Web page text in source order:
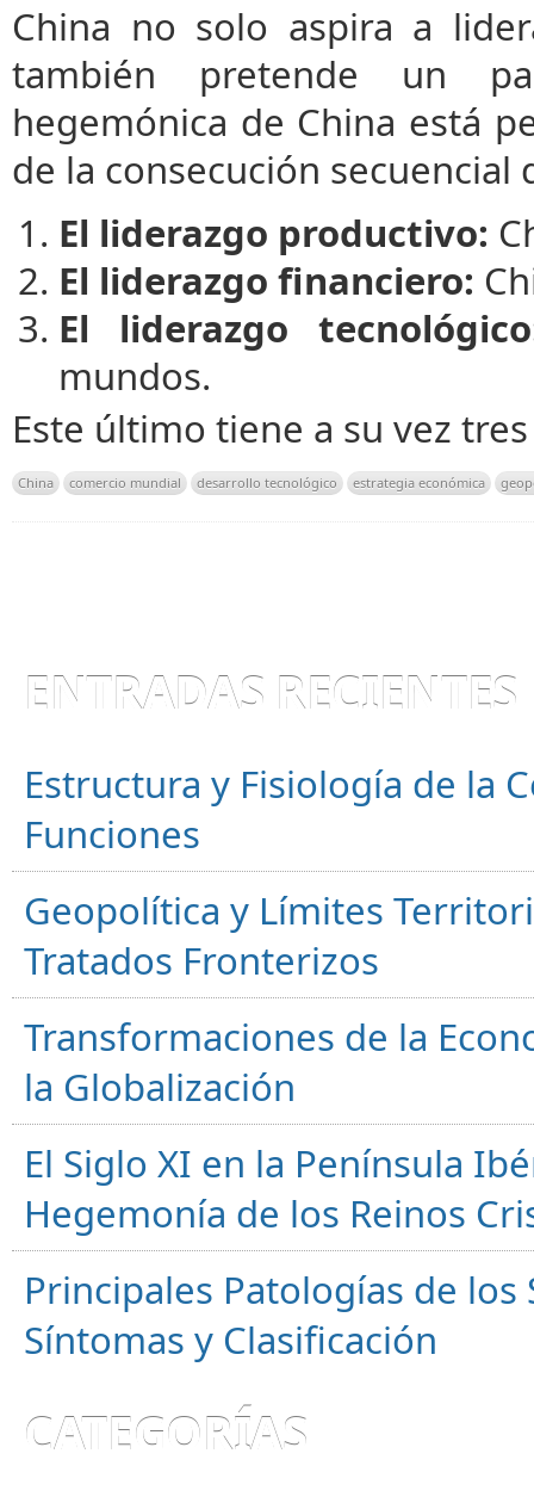
China no solo aspira a
también pretende un
hegemónica de China está
de la consecución secuencial
El liderazgo productivo:
El liderazgo financiero:
El liderazgo
mundos.
Este último tiene a su vez
China comercio mundial desarrollo tecnológico estrategia económica
ENTRADAS RECIENTES
Estructura y Fisiología de la
Funciones
Geopolítica y Límites
Tratados Fronterizos
Transformaciones de la
la Globalización
El Siglo XI en la Península
Hegemonía de los Reinos
Principales Patologías de
Síntomas y Clasificación
CATEGORÍAS